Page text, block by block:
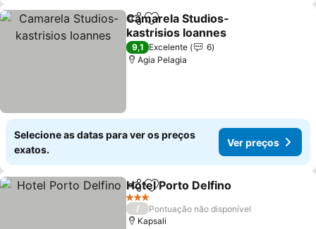
PartilharAdicionar aos favoritos
Camarela Studios-
kastrisios Ioannes
9,1 Excelente
6
Agia Pelagia
Selecione as datas para ver os preços
exatos.
Ver preços
PartilharAdicionar aos favoritos
Hotel Porto Delfino
3 Estrelas
/
Pontuação não disponível
Kapsali